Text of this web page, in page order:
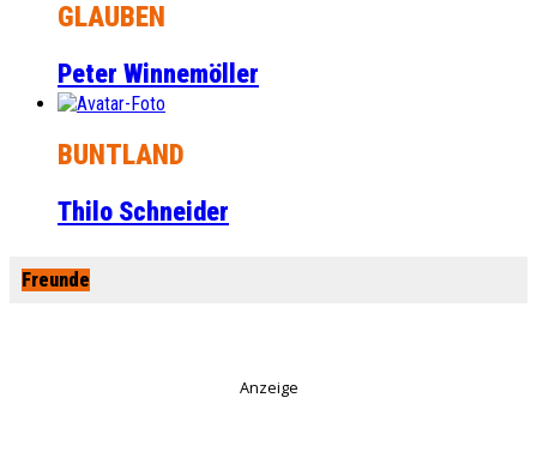
GLAUBEN
Peter Winnemöller
BUNTLAND
Thilo Schneider
Freunde
Anzeige